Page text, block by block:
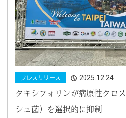
プレスリリース 2025.12.24
タキシフォリンが病原性クロ
シュ菌）を選択的に抑制